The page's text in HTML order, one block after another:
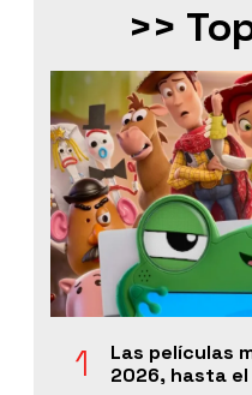
>>
Las películas
2026, hasta